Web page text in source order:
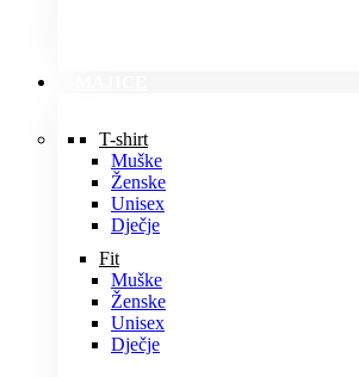
T-shirt
Muške
Ženske
Unisex
Dječje
Fit
Muške
Ženske
Unisex
Dječje